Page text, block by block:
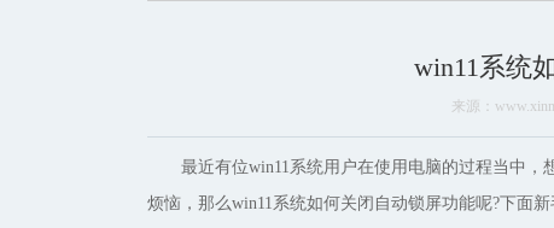
win11系统
来源：
最近有位win11系统用户在使用电脑的过程当中，
烦恼，那么win11系统如何关闭自动锁屏功能呢?下面